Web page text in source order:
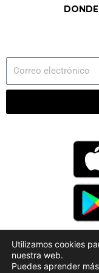
DONDE
Código
Utilizamos cookies
nuestra web.
Puedes aprender